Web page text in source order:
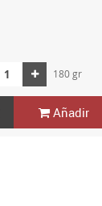
180 gr
Añadir